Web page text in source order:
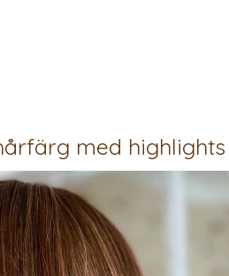
med highlights